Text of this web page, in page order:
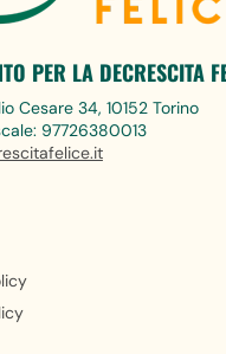
PER LA DECRESCITA
Cesare 34, 10152 Torino
97726380013